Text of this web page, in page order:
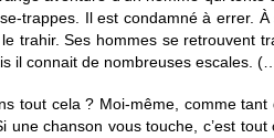
trappes. Il est condamné à errer.
trahir. Ses hommes se retrouvent
il connait de nombreuses escales.
tout cela ? Moi-même, comme
une chanson vous touche, c’est